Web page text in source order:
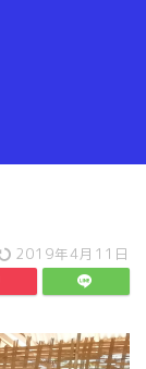
2019年4月11日